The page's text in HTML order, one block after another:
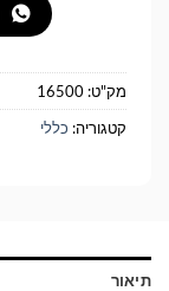
מק"ט: 16500
קטגוריה: כללי
תיאור